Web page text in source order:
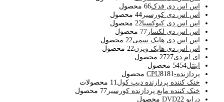
اس اس دی فدک 66 محصول
اس اس دی کورسیر
44 محصول
اس اس دی کیوکسیا 22 محصول
اس اس دی لکسار
77 محصول
اس اس دی هایک سمی 22 محصول
اس اس دی هایک ویژن 22 محصول
ای ام دی
2727 محصول
اینتل
5454 محصول
پردازنده-CPU
81 81 محصول
خنک کننده پردازنده دیپ کول
1 1 محصولات
خنک کننده مایع پردازنده کورسیر
77 محصول
درایو DVD
22 محصول